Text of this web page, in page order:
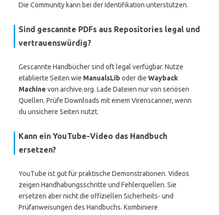
Die Community kann bei der Identifikation unterstützen.
Sind gescannte PDFs aus Repositories legal und
vertrauenswürdig?
Gescannte Handbücher sind oft legal verfügbar. Nutze
etablierte Seiten wie ManualsLib oder die Wayback
Machine von archive.org. Lade Dateien nur von seriösen
Quellen. Prüfe Downloads mit einem Virenscanner, wenn
du unsichere Seiten nutzt.
Kann ein YouTube-Video das Handbuch
ersetzen?
YouTube ist gut für praktische Demonstrationen. Videos
zeigen Handhabungsschritte und Fehlerquellen. Sie
ersetzen aber nicht die offiziellen Sicherheits- und
Prüfanweisungen des Handbuchs. Kombiniere